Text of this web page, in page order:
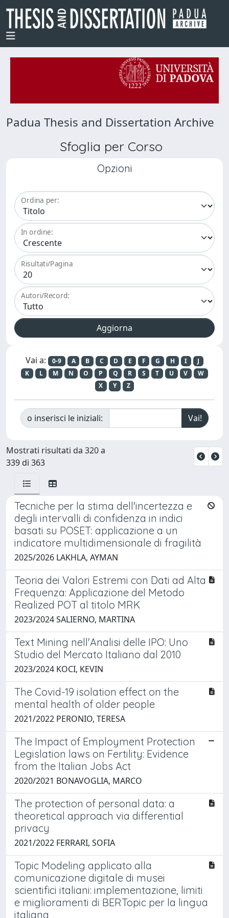
Padua Thesis and Dissertation Archive
Sfoglia per Corso
Opzioni
Ordina per:
In ordine:
Risultati/Pagina
Autori/Record:
Vai a: 0-9 A B C D E F G H I
J
K
L M N O P Q R S T U V
W
X
Y Z
o inserisci le iniziali:
Mostrati risultati da 320 a
339 di 363
Tecniche per la stima dell'incertezza e
degli intervalli di confidenza in indici
basati su POSET: applicazione a un
indicatore multidimensionale di fragilità
2025/2026 LAKHLA, AYMAN
Teoria dei Valori Estremi con Dati ad Alta
Frequenza: Applicazione del Metodo
Realized POT al titolo MRK
2023/2024 SALIERNO, MARTINA
Text Mining nell'Analisi delle IPO: Uno
Studio del Mercato Italiano dal 2010
2023/2024 KOCI, KEVIN
The Covid-19 isolation effect on the
mental health of older people
2021/2022 PERONIO, TERESA
The Impact of Employment Protection
Legislation laws on Fertility: Evidence
from the Italian Jobs Act
2020/2021 BONAVOGLIA, MARCO
The protection of personal data: a
theoretical approach via differential
privacy
2021/2022 FERRARI, SOFIA
Topic Modeling applicato alla
comunicazione digitale di musei
scientifici italiani: implementazione, limiti
e miglioramenti di BERTopic per la lingua
italiana